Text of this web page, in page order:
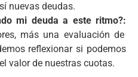
nuevas deudas.
mi deuda a este ritmo?:
más una evaluación de
reflexionar si podemos
valor de nuestras cuotas.